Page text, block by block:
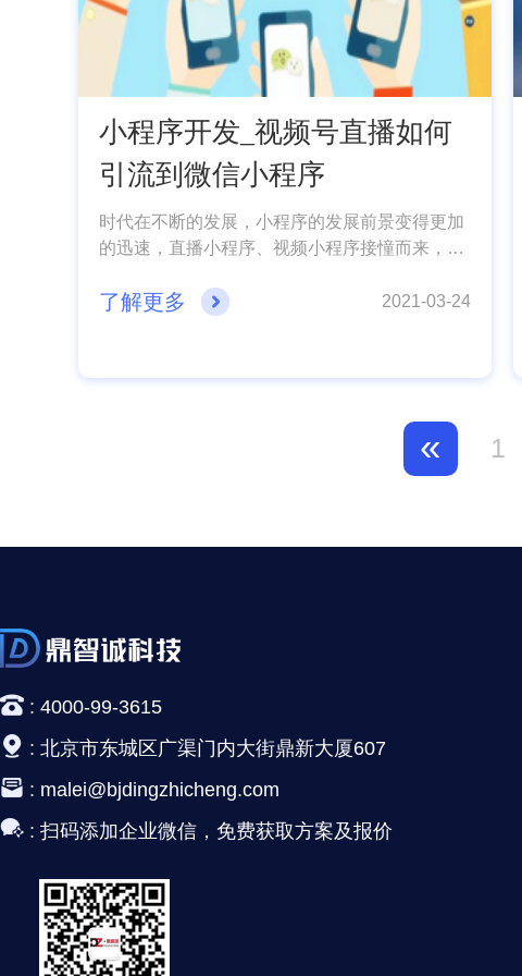
小程序开发_视频号直播如何
引流到微信小程序
时代在不断的发展，小程序的发展前景变得更加
的迅速，直播小程序、视频小程序接憧而来，而
了，成为商家引流和盈利的一个新契!下面小程序
了解更多 2021-03-24
« 1
: 4000-99-3615
: 北京市东城区广渠门内大街鼎新大厦607
: malei@bjdingzhicheng.com
: 扫码添加企业微信，免费获取方案及报价